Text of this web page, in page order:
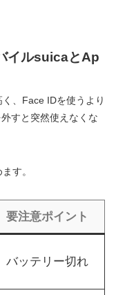
イルsuicaとAp
、Face IDを使うより
すと突然使えなくな
す。
要注意ポイント
バッテリー切れ